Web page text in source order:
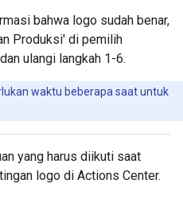
bahwa logo sudah benar,
Produksi' di pemilih
ulangi langkah 1-6.
waktu beberapa saat untuk
yang harus diikuti saat
logo di Actions Center.